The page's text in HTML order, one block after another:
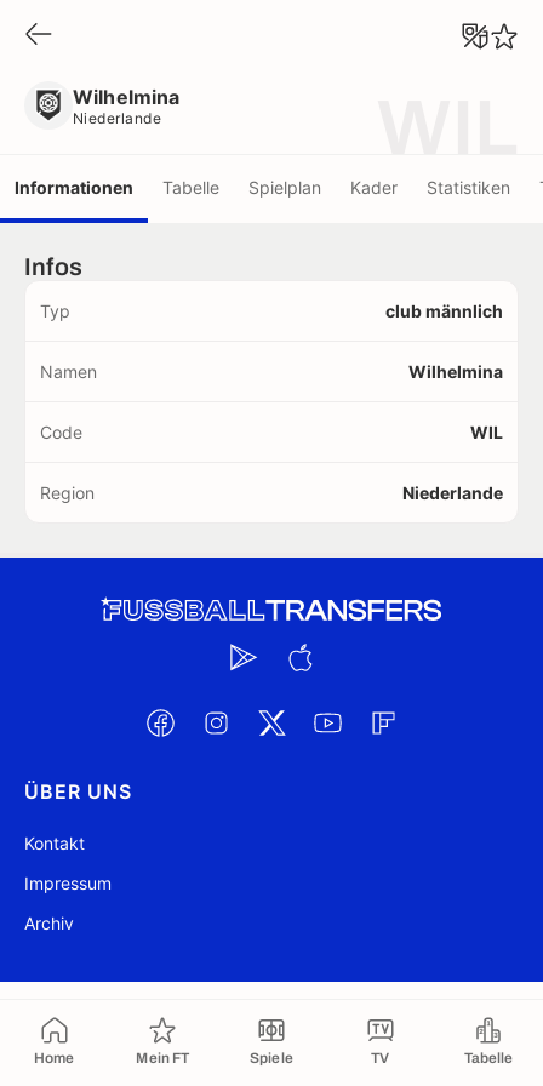
Home Mein FT Spiele TV Tabelle
Wilhelmina
Niederlande
Informationen Tabelle Spielplan Kader Statistiken
Infos
Typ club männlich
Namen Wilhelmina
Code WIL
Region Niederlande
ÜBER UNS
Kontakt
Impressum
Archiv
In die Zwischenablage kopiert